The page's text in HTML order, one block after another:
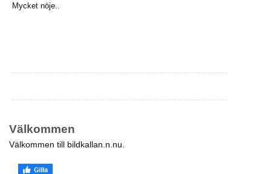
Mycket nöje..
Välkommen
Välkommen till bildkallan.n.nu.